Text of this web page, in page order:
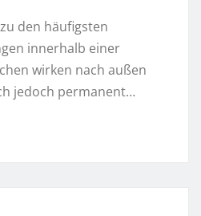
den häufigsten
innerhalb einer
wirken nach außen
jedoch permanent…